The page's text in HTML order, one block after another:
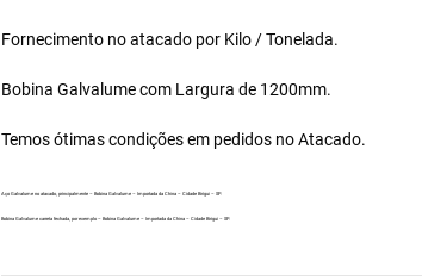
Fornecimento no atacado por Kilo / Tonelada.
Bobina Galvalumecom Largura de 1200mm.
Temos ótimas condições em pedidos no Atacado.
Aço Galvalume no atacado, principalmente – Bobina Galvalume – Importada da China – Cidade Birigui – SP.
Bobina Galvalume carreta fechada, por exemplo – Bobina Galvalume – Importada da China – Cidade Birigui – SP.